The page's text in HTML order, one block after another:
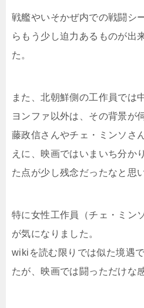
戦艦やいそかぜ内での戦闘シ
らもう少し迫力あるものが出
た。
また、北朝鮮側の工作員では
ヨンファ以外は、その背景が
藤政信さんやチェ・ミンソさ
えに、映画ではいまいち分か
た点が少し残念だったなと思
特に女性工作員（チェ・ミン
が気になりました。
wikiを読む限りでは似た境遇
たが、映画では闘っただけな